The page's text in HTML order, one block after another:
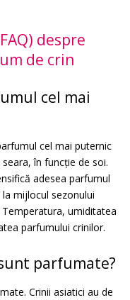
despre
de crin
cel mai
cel mai puternic
în funcție de soi.
adesea parfumul
mijlocul sezonului
umiditatea
parfumului crinilor.
parfumate?
Crinii asiatici au de